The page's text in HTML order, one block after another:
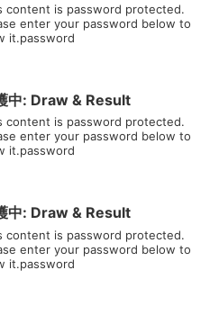
content is password protected.
enter your password below to
it.password
中: Draw & Result
content is password protected.
enter your password below to
it.password
中: Draw & Result
content is password protected.
enter your password below to
it.password